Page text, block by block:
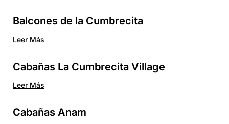
Balcones de la Cumbrecita
Leer Más
Cabañas La Cumbrecita Village
Leer Más
Cabañas Anam